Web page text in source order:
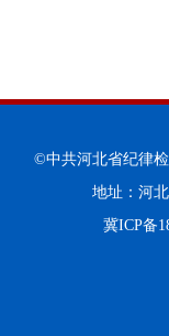
©中共河北省纪律
地址：河
冀ICP备